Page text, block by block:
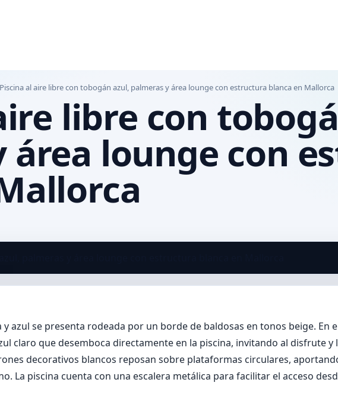
Piscina al aire libre con tobogán azul, palmeras y área lounge con estructura blanca en Mallorca
libre con
área lounge con
azul se presenta rodeada por un borde de baldosas en tonos beige. En
claro que desemboca directamente en la piscina, invitando al disfrute y
decorativos blancos reposan sobre plataformas circulares,
La piscina cuenta con una escalera metálica para facilitar el acceso